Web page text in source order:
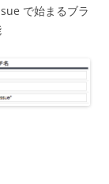
で始まるブラ